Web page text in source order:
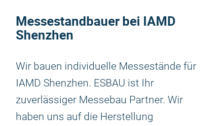
Messestandbauer bei IAMD
Shenzhen
Wir bauen individuelle Messestände für
IAMD Shenzhen. ESBAU ist Ihr
zuverlässiger Messebau Partner. Wir
haben uns auf die Herstellung